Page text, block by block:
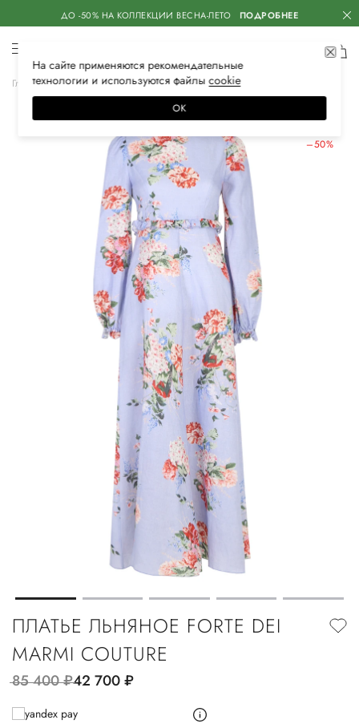
ДО -50% НА КОЛЛЕКЦИИ ВЕСНА-ЛЕТО ПОДРОБНЕЕ
Главная Женская Одежда Платья Повседневные
–50%
ПЛАТЬЕ ЛЬНЯНОЕ FORTE DEI
MARMI COUTURE
85 400руб.42 700руб.
На сайте применяются рекомендательные
технологии и используются файлысооkiе
ОК